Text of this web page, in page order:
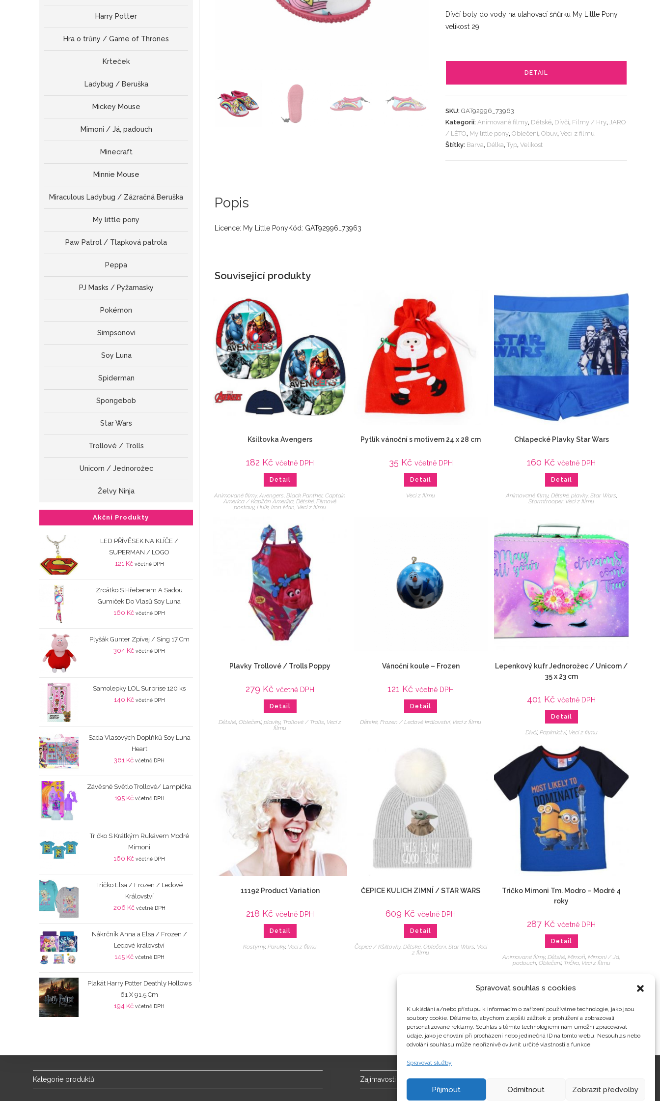
Spravovat souhlas s cookies
K ukládání a/nebo přístupu k informacím o zařízení používáme technologie, jako jsou
soubory cookie. Děláme to, abychom zlepšili zážitek z prohlížení a zobrazovali
personalizované reklamy. Souhlas s těmito technologiemi nám umožní zpracovávat
údaje, jako je chování při procházení nebo jedinečná ID na tomto webu. Nesouhlas nebo
odvolání souhlasu může nepříznivě ovlivnit určité vlastnosti a funkce.
Spravovat služby
Přijmout Odmítnout Zobrazit předvolby
Dívčí boty do vody na utahovací šňůrku My Little Pony
velikost 29
DETAIL
SKU:GAT92996_73963
Kategorií:Animované filmy, Dětské, Dívčí, Filmy / Hry,JARO
/ LÉTO, My little pony,Oblečení,Obuv,Veci z filmu
Štítky: Barva, Délka,Typ,Velikost
Popis
Licence: My Little PonyKód: GAT92996_73963
Související produkty
Kšiltovka Avengers
182 Kč včetně DPH
Detail
Animované filmy,Avengers,Black Panther,Captain
America / Kapitán Amerika,Dětské,Filmové
postavy,Hulk,Iron Man, Veci z filmu
Pytlík vánoční s motivem 24 x 28 cm
35 Kč včetně DPH
Detail
Veci z filmu
Chlapecké Plavky Star Wars
160 Kč včetně DPH
Detail
Animované filmy, Dětské, plavky, Star Wars,
Stormtrooper, Veci z filmu
Plavky Trollové / Trolls Poppy
279 Kč včetně DPH
Detail
Dětské ,Oblečení,plavky, Trollové / Trolls Veci z
filmu
Vánoční koule – Frozen
121 Kč včetně DPH
Detail
Dětské ,Frozen / Ledové království, Veci z filmu
Lepenkový kufr Jednorožec / Unicorn /
35 x 23 cm
401 Kč včetně DPH
Detail
Dívčí, Papírnictví, Veci z filmu
11192 Product Variation
218 Kč včetně DPH
Detail
Kostýmy,Paruky, Veci z filmu
ČEPICE KULICH ZIMNÍ / STAR WARS
609 Kč včetně DPH
Detail
Čepice / Kšiltovky, Dětské, Oblečení, Star Wars, Veci
z filmu
Tričko Mimoni Tm. Modro – Modré 4
roky
287 Kč včetně DPH
Detail
Animované filmy,Dětské,Mimoň,Mimoni / Já,
padouch, Oblečení, Trička, Veci z filmu
Harry Potter
Hra o trůny / Game of Thrones
Krteček
Ladybug / Beruška
Mickey Mouse
Mimoni / Já, padouch
Minecraft
Minnie Mouse
Miraculous Ladybug / Zázračná Beruška
My little pony
Paw Patrol / Tlapková patrola
Peppa
PJ Masks / Pyžamasky
Pokémon
Simpsonovi
Soy Luna
Spiderman
Spongebob
Star Wars
Trollové / Trolls
Unicorn / Jednorožec
Želvy Ninja
Akční Produkty
LED PŘÍVĚSEK NA KLÍČE /
SUPERMAN / LOGO
121 Kč včetně DPH
Zrcátko S Hřebenem A Sadou
Gumiček Do Vlasů Soy Luna
160 Kč včetně DPH
Plyšák Gunter Zpívej / Sing 17 Cm
304 Kč včetně DPH
Samolepky LOL Surprise 120 ks
140 Kč včetně DPH
Sada Vlasových Doplňků Soy Luna
Heart
361 Kč včetně DPH
Závěsné Světlo Trollové/ Lampička
195 Kč včetně DPH
Tričko S Krátkým Rukávem Modré
Mimoni
160 Kč včetně DPH
Tričko Elsa / Frozen / Ledové
Království
206 Kč včetně DPH
Nákrčník Anna a Elsa / Frozen /
Ledové království
145 Kč včetně DPH
Plakát Harry Potter Deathly Hollows
61 X 91,5 Cm
194 Kč včetně DPH
Kategorie produktů Zajímavosti